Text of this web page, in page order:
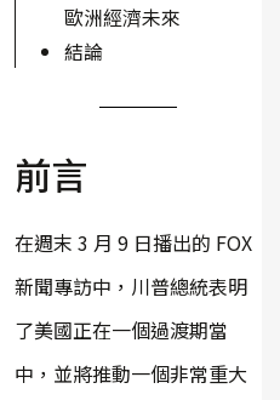
歐洲經濟未來
結論
前言
在週末 3 月 9 日播出的 FOX
新聞專訪中，川普總統表明
了美國正在一個過渡期當
中，並將推動一個非常重大